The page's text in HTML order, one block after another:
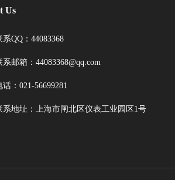
Us
系QQ：44083368
系邮箱：44083368@qq.com
话：021-56699281
系地址：上海市闸北区仪表工业园区1号